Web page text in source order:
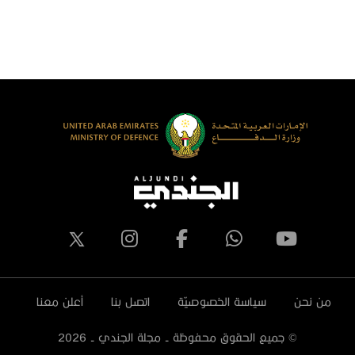
من نحن سياسة الخصوصيّة اتصل بنا أعلن معنا
© جميع الحقوق محفوظة - مجلة الجندي - 2026